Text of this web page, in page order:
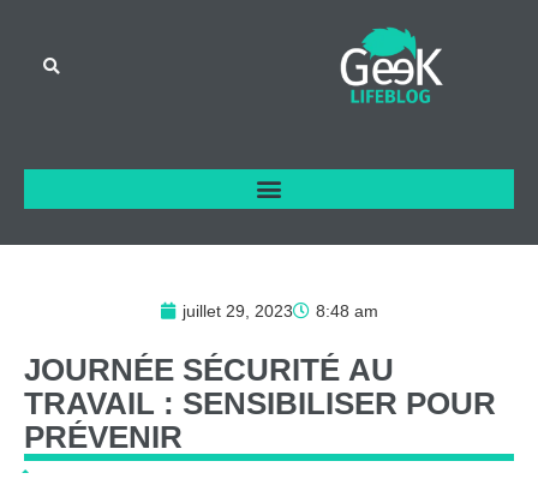
juillet 29, 2023 8:48 am
JOURNÉE SÉCURITÉ AU
TRAVAIL : SENSIBILISER POUR
PRÉVENIR